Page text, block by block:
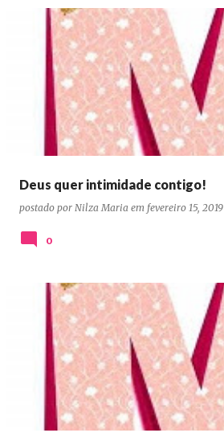
Deus quer intimidade contigo!
postado por Nilza Maria em fevereiro 15, 2019
0